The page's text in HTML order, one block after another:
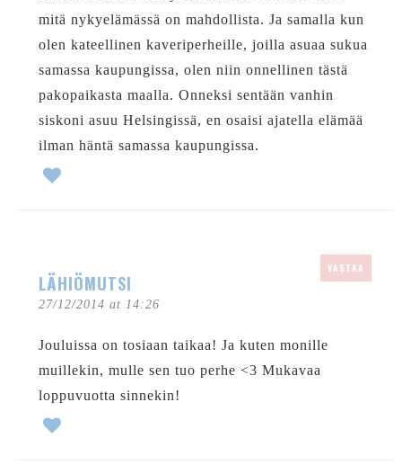
mitä nykyelämässä on mahdollista. Ja samalla kun
olen kateellinen kaveriperheille, joilla asuaa sukua
samassa kaupungissa, olen niin onnellinen tästä
pakopaikasta maalla. Onneksi sentään vanhin
siskoni asuu Helsingissä, en osaisi ajatella elämää
ilman häntä samassa kaupungissa.
LÄHIÖMUTSI
27/12/2014 at 14:26
VASTAA
Jouluissa on tosiaan taikaa! Ja kuten monille
muillekin, mulle sen tuo perhe <3 Mukavaa
loppuvuotta sinnekin!